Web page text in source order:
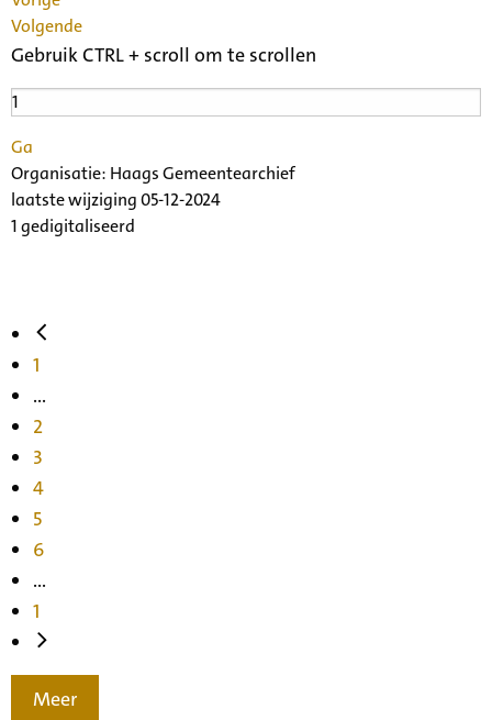
Volgende
Gebruik CTRL + scroll om te scrollen
Ga
Organisatie: Haags Gemeentearchief
laatste wijziging 05-12-2024
1 gedigitaliseerd
1
...
2
3
4
5
6
...
1
Meer